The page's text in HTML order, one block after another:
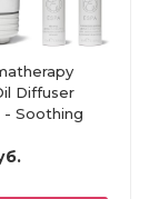
Diffuser
Soothing